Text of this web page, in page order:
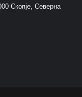
Скопје, Северна